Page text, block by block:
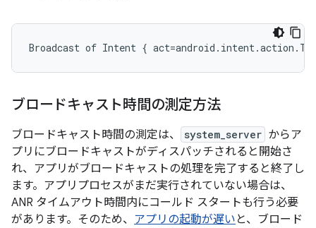
ブロードキャスト時間の測定方法
ブロードキャスト時間の測定は、 system_server からア
プリにブロードキャストがディスパッチされると開始さ
れ、アプリがブロードキャストの処理を完了すると終了し
ます。アプリプロセスがまだ実行されていない場合は、
ANR タイムアウト時間内にコールド スタートも行う必要
があります。そのため、 アプリの起動が遅い と、ブロード